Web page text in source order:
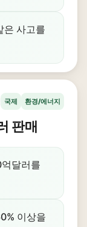
은 사고를
국제 환경/에너지
판매
달러를
이상을